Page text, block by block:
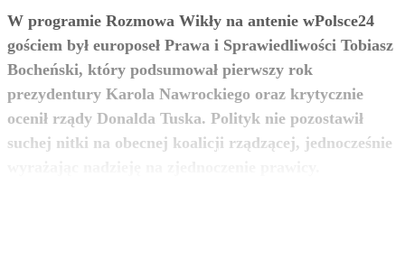
W programie Rozmowa Wikły na antenie wPolsce24
gościem był europoseł Prawa i Sprawiedliwości Tobiasz
Bocheński, który podsumował pierwszy rok
prezydentury Karola Nawrockiego oraz krytycznie
ocenił rządy Donalda Tuska. Polityk nie pozostawił
suchej nitki na obecnej koalicji rządzącej, jednocześnie
zobacz więcej